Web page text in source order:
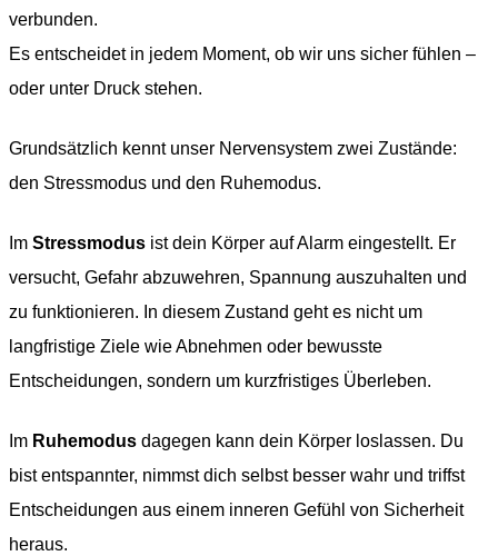
verbunden.
Es entscheidet in jedem Moment, ob wir uns sicher fühlen –
oder unter Druck stehen.
Grundsätzlich kennt unser Nervensystem zwei Zustände:
den Stressmodus und den Ruhemodus.
Im Stressmodus ist dein Körper auf Alarm eingestellt. Er
versucht, Gefahr abzuwehren, Spannung auszuhalten und
zu funktionieren. In diesem Zustand geht es nicht um
langfristige Ziele wie Abnehmen oder bewusste
Entscheidungen, sondern um kurzfristiges Überleben.
Im Ruhemodus dagegen kann dein Körper loslassen. Du
bist entspannter, nimmst dich selbst besser wahr und triffst
Entscheidungen aus einem inneren Gefühl von Sicherheit
heraus.